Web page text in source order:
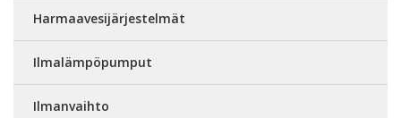
Harmaavesijärjestelmät
Ilmalämpöpumput
Ilmanvaihto